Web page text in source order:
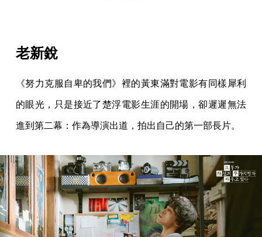
老新銳
《努力克服自卑的我們》裡的黃東滿對電影有同樣犀利
的眼光，只是接近了楚浮電影生涯的開場，卻遲遲無法
進到第二幕：作為導演出道，拍出自己的第一部長片。